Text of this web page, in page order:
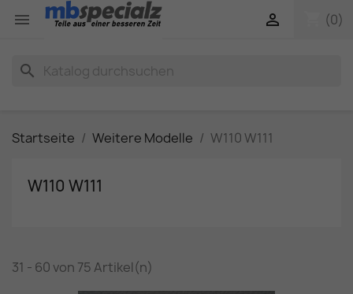
 (0)

search
Startseite Weitere Modelle W110 W111
W110 W111
31 - 60 von 75 Artikel(n)